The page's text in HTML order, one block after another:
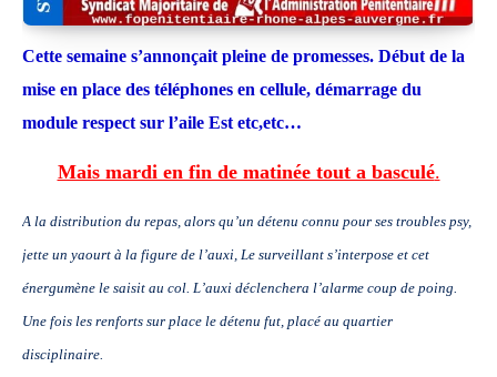
Cette semaine s’annonçait pleine de promesses. Début de la
mise en place des téléphones en cellule, démarrage du
module respect sur l’aile Est etc,etc…
Mais mardi en fin de matinée tout a basculé.
A la distribution du repas, alors qu’un détenu connu pour ses troubles psy,
jette un yaourt à la figure de l’auxi, Le surveillant s’interpose et cet
énergumène le saisit au col. L’auxi déclenchera l’alarme coup de poing.
Une fois les renforts sur place le détenu fut, placé au quartier
disciplinaire.